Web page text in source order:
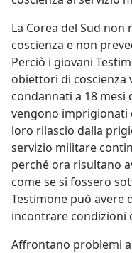
La Corea del Sud
coscienza e non
Perciò i giovani
obiettori di coscienza
condannati a 18 mesi
vengono imprigionati
loro rilascio dalla
servizio militare
perché ora risultano
come se si fossero
Testimone può avere
incontrare condizioni
Affrontano problemi